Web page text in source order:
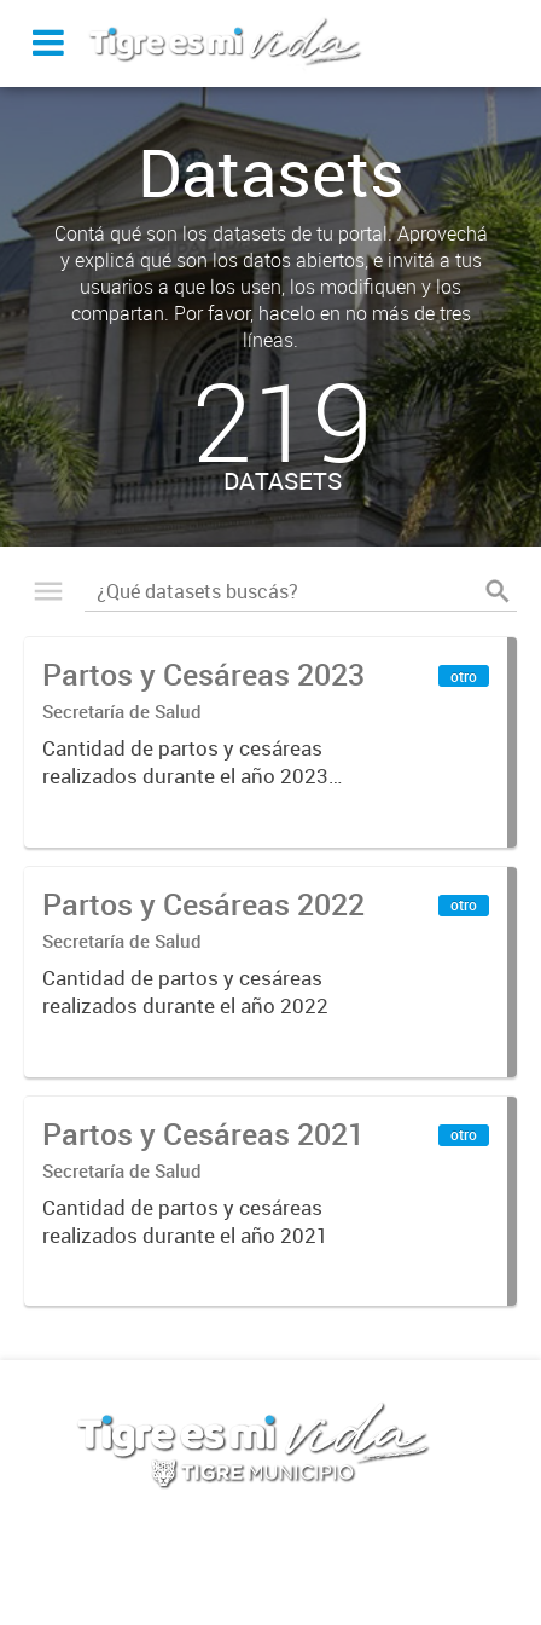
Datasets
Contá qué son los datasets de tu portal. Aprovechá
y explicá qué son los datos abiertos, e invitá a tus
usuarios a que los usen, los modifiquen y los
compartan. Por favor, hacelo en no más de tres
líneas.
219
DATASETS
Partos y Cesáreas 2023
Secretaría de Salud
Cantidad de partos y cesáreas
realizados durante el año 2023
otro
Partos y Cesáreas 2022
Secretaría de Salud
Cantidad de partos y cesáreas
realizados durante el año 2022
otro
Partos y Cesáreas 2021
Secretaría de Salud
Cantidad de partos y cesáreas
realizados durante el año 2021
otro